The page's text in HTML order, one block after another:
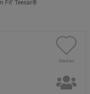
Fit' Teesar®
Merken